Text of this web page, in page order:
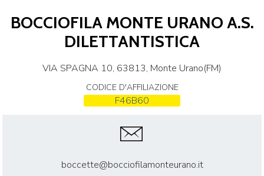
BOCCIOFILA MONTE URANO A.S.
DILETTANTISTICA
VIA SPAGNA 10, 63813, Monte Urano(FM)
CODICE D'AFFILIAZIONE
F46B60
boccette@bocciofilamonteurano.it